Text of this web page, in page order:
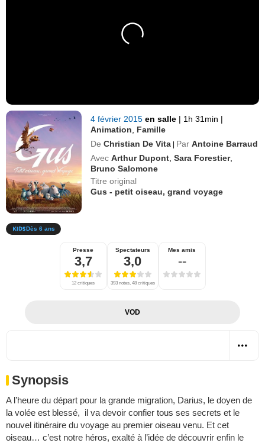
4 février 2015en salle | 1h 31min |
Animation
Famille
De Christian De Vita | Par Antoine Barraud
Avec Arthur Dupont ,Sara Forestier,
Bruno Salomone
Titre original
Gus - petit oiseau, grand voyage
Dès 6 ans
Presse
3,7
12 critiques
Spectateurs
3,0
393 notes, 48 critiques
Mes amis
--
VOD
Synopsis
A l’heure du départ pour la grande migration, Darius, le doyen de
la volée est blessé, il va devoir confier tous ses secrets et le
nouvel itinéraire du voyage au premier oiseau venu. Et cet
oiseau… c’est notre héros, exalté à l’idée de découvrir enfin le